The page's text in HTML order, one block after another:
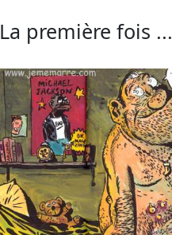
La première fois ...